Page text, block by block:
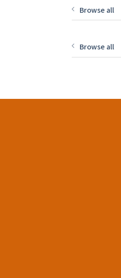
Browse all
Browse all